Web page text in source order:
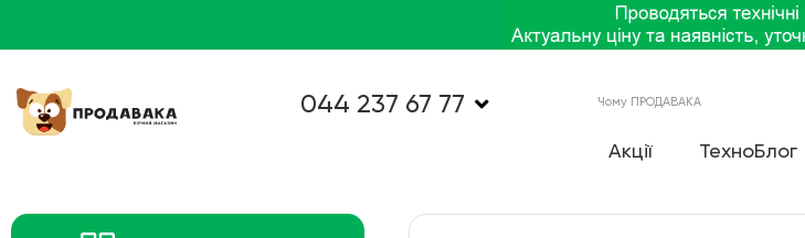
044 237 67 77 Чому ПРОДАВАКА
Акції ТехноБлог